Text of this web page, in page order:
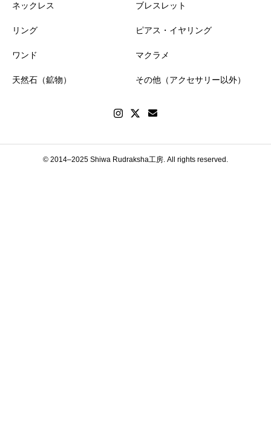
ネックレス ブレスレット
リング ピアス・イヤリング
ワンド マクラメ
天然石（鉱物） その他（アクセサリー以外）
© 2014–2025 Shiwa Rudraksha工房. All rights reserved.